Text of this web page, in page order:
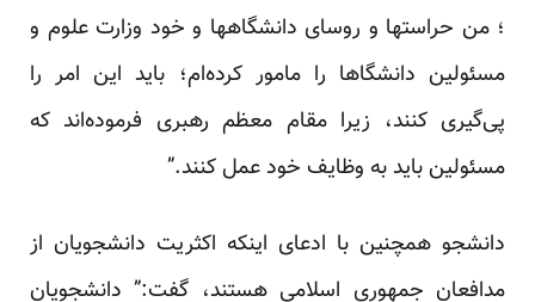
؛ من حراستها و روسای دانشگاهها و خود وزارت علوم و
مسئولین دانشگاها را مامور کرده‌ام؛ باید این امر را
پی‌گیری کنند، زیرا مقام معظم رهبری فرموده‌اند که
مسئولین باید به وظایف خود عمل کنند.”
دانشجو همچنین با ادعای اینکه اکثریت دانشجویان از
مدافعان جمهوری اسلامی هستند، گفت:” دانشجویان